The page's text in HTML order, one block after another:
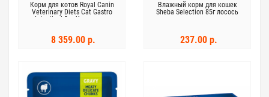
Корм для котов Royal Canin
Veterinary Diets Cat Gastro
Intestinal 2кг Умеренная
8 359.00 р.
Влажный корм для кошек
Sheba Selection 85г лосось
237.00 р.